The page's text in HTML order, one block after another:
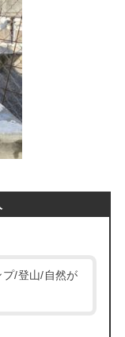
/登山/自然が